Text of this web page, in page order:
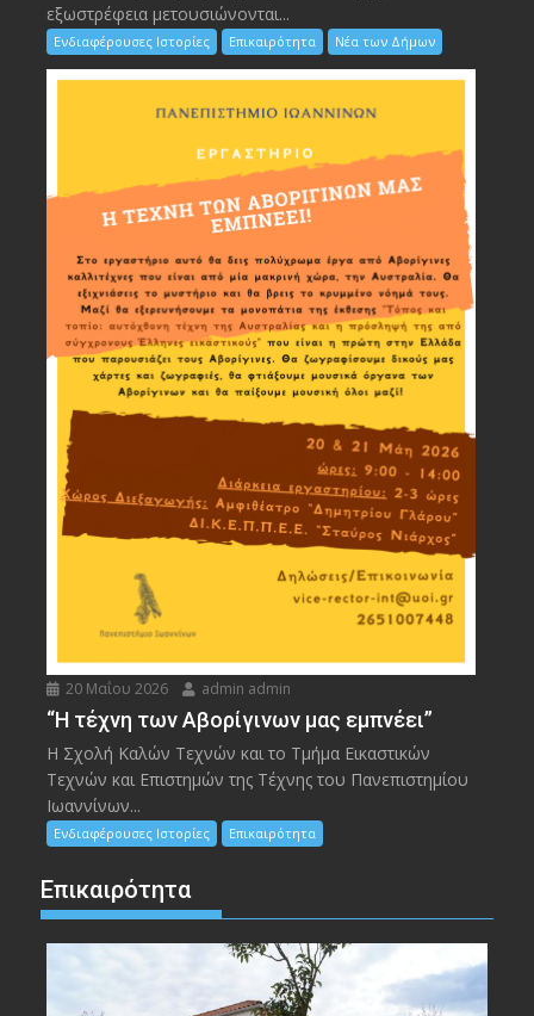
εξωστρέφεια μετουσιώνονται...
Ενδιαφέρουσες Ιστορίες Επικαιρότητα Νέα των Δήμων
20 Μαΐου 2026 admin admin
“Η τέχνη των Αβορίγινων μας εμπνέει”
Η Σχολή Καλών Τεχνών και το Τμήμα Εικαστικών
Τεχνών και Επιστημών της Τέχνης του Πανεπιστημίου
Ιωαννίνων...
Ενδιαφέρουσες Ιστορίες Επικαιρότητα
Επικαιρότητα